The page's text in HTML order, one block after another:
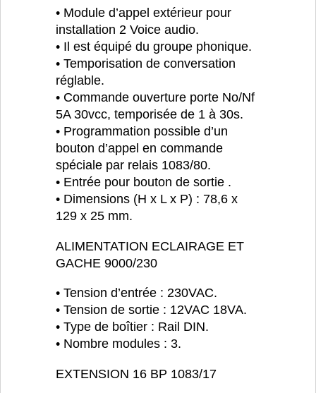
• Module d’appel extérieur pour
installation 2 Voice audio.
• Il est équipé du groupe phonique.
• Temporisation de conversation
réglable.
• Commande ouverture porte No/Nf
5A 30vcc, temporisée de 1 à 30s.
• Programmation possible d’un
bouton d’appel en commande
spéciale par relais 1083/80.
• Entrée pour bouton de sortie .
• Dimensions (H x L x P) : 78,6 x
129 x 25 mm.
ALIMENTATION ECLAIRAGE ET
GACHE 9000/230
• Tension d’entrée : 230VAC.
• Tension de sortie : 12VAC 18VA.
• Type de boîtier : Rail DIN.
• Nombre modules : 3.
EXTENSION 16 BP 1083/17